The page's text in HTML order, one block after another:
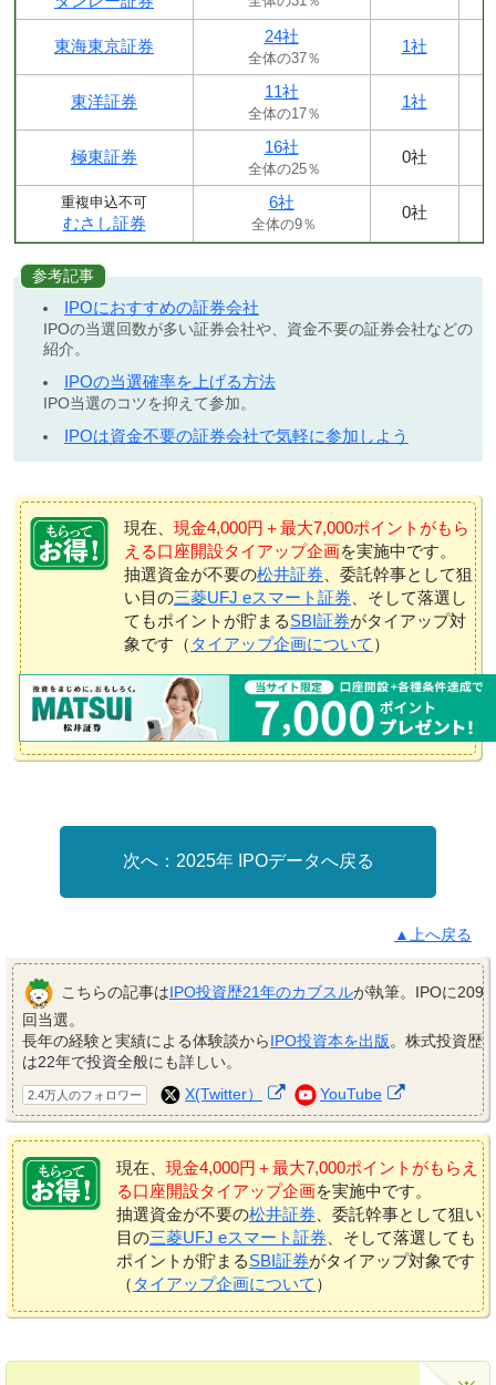
東海東京証券
24社
全体の37％
1社
東洋証券
11社
全体の17％
1社
極東証券
16社
全体の25％
0社
重複申込不可
むさし証券
6社
全体の9％
0社
参考記事
IPOにおすすめの証券会社
IPOの当選回数が多い証券会社や、資金不要の証券会社などの
紹介。
IPOの当選確率を上げる方法
IPO当選のコツを抑えて参加。
IPOは資金不要の証券会社で気軽に参加しよう
現在、 現金4,000円＋最大7,000ポイントがもら
える口座開設タイアップ企画を実施中です。
抽選資金が不要の松井証券 、委託幹事として狙
い目の三菱UFJ eスマート証券 、そして落選し
てもポイントが貯まるSBI証券がタイアップ対
象です（ タイアップ企画について ）
2025年 IPOデータへ戻る
▲上へ戻る
こちらの記事はIPO投資歴21年のカブスルが執筆。IPOに209
回当選。
長年の経験と実績による体験談からIPO投資本を出版。株式投資歴
は22年で投資全般にも詳しい。
2.4万人のフォロワー X(Twitter） YouTube
現在、 現金4,000円＋最大7,000ポイントがもらえ
る口座開設タイアップ企画を実施中です。
抽選資金が不要の松井証券 、委託幹事として狙い
目の三菱UFJ eスマート証券 、そして落選しても
ポイントが貯まるSBI証券がタイアップ対象です
（ タイアップ企画について ）